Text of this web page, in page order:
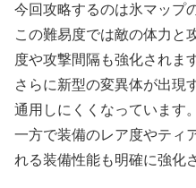
今回攻略するのは氷マップ
この難易度では敵の体力と
度や攻撃間隔も強化されます
さらに新型の変異体が出現
通用しにくくなっています。
一方で装備のレア度やティ
れる装備性能も明確に強化